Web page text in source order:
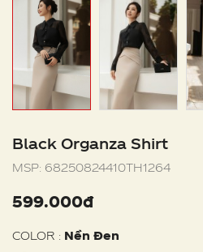
Black Organza Shirt
MSP: 68250824410TH1264
599.000đ
COLOR : Nền Đen